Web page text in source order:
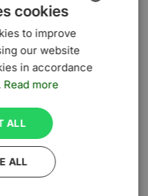
POLISH
cookies
to improve
our website
in accordance
Read more
ALL
ALL